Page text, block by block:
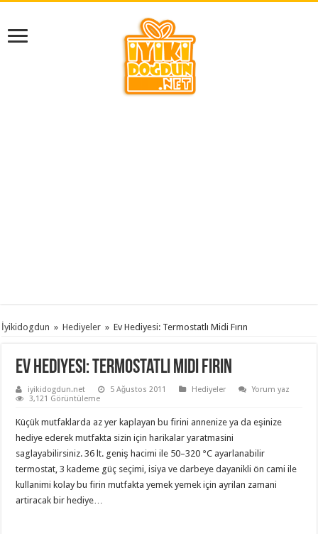
İyikidogdun » Hediyeler » Ev Hediyesi: Termostatlı Midi Fırın
Ev Hediyesi: Termostatlı Midi Fırın
iyikidogdun.net 5 Ağustos 2011 Hediyeler
Yorum yaz
3,121 Görüntüleme
Küçük mutfaklarda az yer kaplayan bu firini annenize ya da eşinize
hediye ederek mutfakta sizin için harikalar yaratmasini
saglayabilirsiniz. 36 lt. geniş hacimi ile 50–320 °C ayarlanabilir
termostat, 3 kademe güç seçimi, isiya ve darbeye dayanikli ön cami ile
kullanimi kolay bu firin mutfakta yemek yemek için ayrilan zamani
artiracak bir hediye…